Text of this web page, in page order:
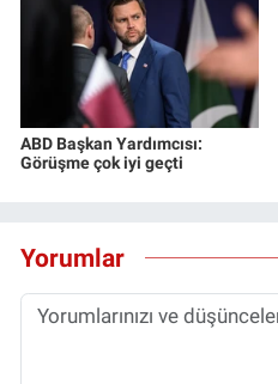
ABD Başkan Yardımcısı:
Görüşme çok iyi geçti
Yorumlar